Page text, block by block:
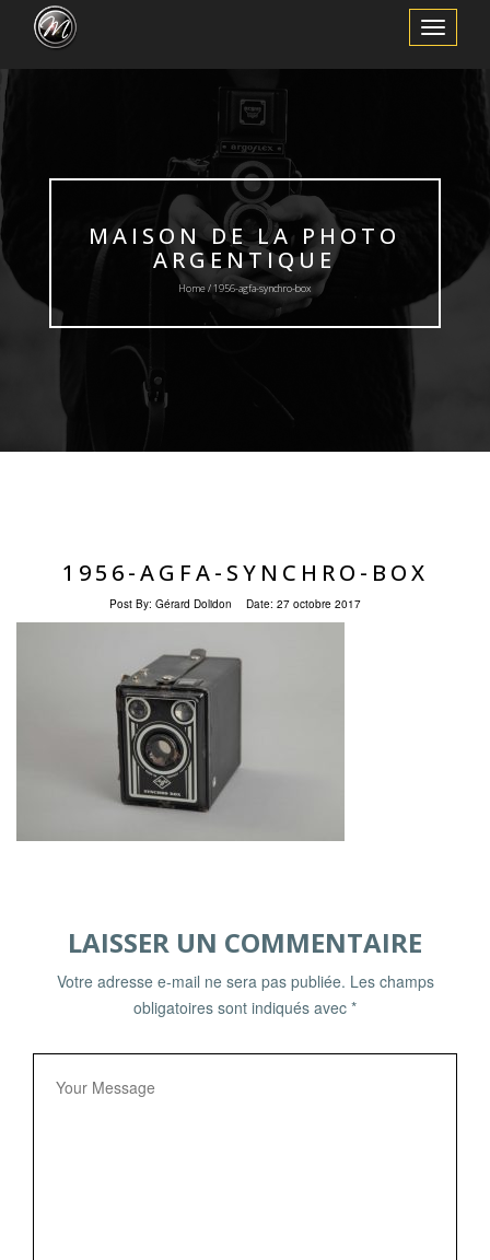
Toggle
Navigation
MAISON DE LA PHOTO
ARGENTIQUE
Home / 1956-agfa-synchro-box
1956-AGFA-SYNCHRO-BOX
Post By: Gérard Dolidon Date: 27 octobre 2017
LAISSER UN COMMENTAIRE
Votre adresse e-mail ne sera pas publiée. Les champs
obligatoires sont indiqués avec *